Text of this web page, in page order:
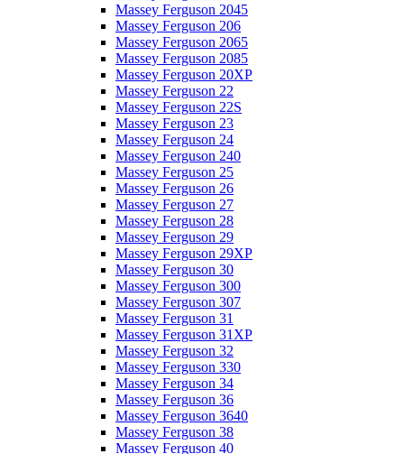
Massey Ferguson 2045
Massey Ferguson 206
Massey Ferguson 2065
Massey Ferguson 2085
Massey Ferguson 20XP
Massey Ferguson 22
Massey Ferguson 22S
Massey Ferguson 23
Massey Ferguson 24
Massey Ferguson 240
Massey Ferguson 25
Massey Ferguson 26
Massey Ferguson 27
Massey Ferguson 28
Massey Ferguson 29
Massey Ferguson 29XP
Massey Ferguson 30
Massey Ferguson 300
Massey Ferguson 307
Massey Ferguson 31
Massey Ferguson 31XP
Massey Ferguson 32
Massey Ferguson 330
Massey Ferguson 34
Massey Ferguson 36
Massey Ferguson 3640
Massey Ferguson 38
Massey Ferguson 40